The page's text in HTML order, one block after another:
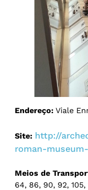
Endereço: Viale
Site: http://
roman-
Meios de
64, 86, 90, 92, 105,